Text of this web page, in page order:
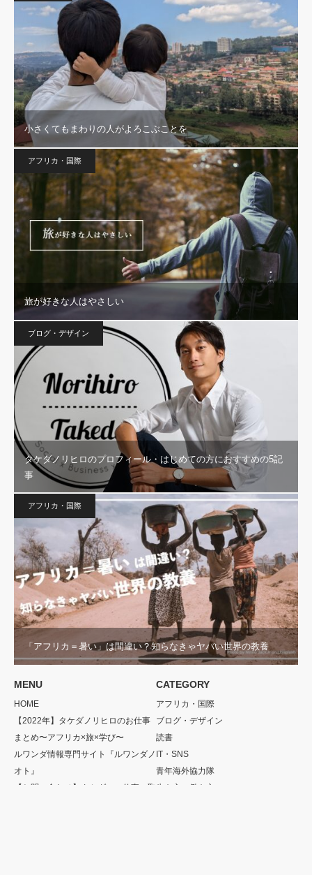
小さくてもまわりの人がよろこぶことを
アフリカ・国際
旅が好きな人はやさしい
ブログ・デザイン
タケダノリヒロのプロフィール・はじめての方におすすめの5記
事
アフリカ・国際
「アフリカ＝暑い」は間違い？知らなきゃヤバい世界の教養
MENU
HOME
【2022年】タケダノリヒロのお仕事
まとめ〜アフリカ×旅×学び〜
ルワンダ情報専門サイト『ルワンダノ
オト』
【お問い合わせ】タケダへの仕事・取
CATEGORY
アフリカ・国際
ブログ・デザイン
読書
IT・SNS
青年海外協力隊
生き方・働き方